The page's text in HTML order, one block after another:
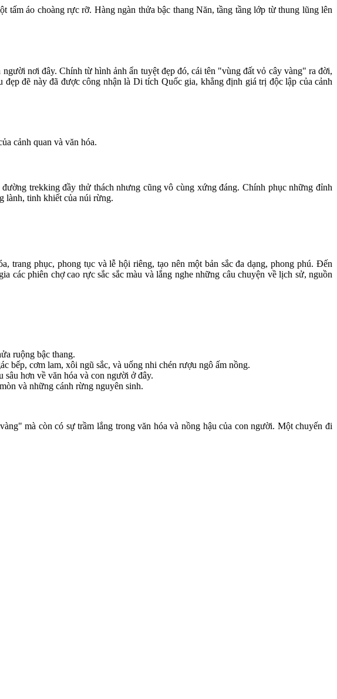
áo choàng rực rỡ. Hàng ngàn thửa bậc thang Năn, tầng tầng lớp từ thung lũng lên
nơi đây. Chính từ hình ảnh ẩn tuyệt đẹp đó, cái tên "vùng đất vỏ cây vàng" ra đời,
đẽ này đã được công nhận là Di tích Quốc gia, khẳng định giá trị độc lập của cảnh
cảnh quan và văn hóa.
trekking đầy thử thách nhưng cũng vô cùng xứng đáng. Chính phục những đỉnh
lành, tinh khiết của núi rừng.
phục, phong tục và lễ hội riêng, tạo nên một bản sắc đa dạng, phong phú. Đến
các phiên chợ cao rực sắc sắc màu và lắng nghe những câu chuyện về lịch sử, nguồn
ruộng bậc thang.
bếp, cơm lam, xôi ngũ sắc, và uống nhi chén rượu ngô ấm nồng.
hơn về văn hóa và con người ở đây.
và những cánh rừng nguyên sinh.
mà còn có sự trầm lắng trong văn hóa và nồng hậu của con người. Một chuyến đi